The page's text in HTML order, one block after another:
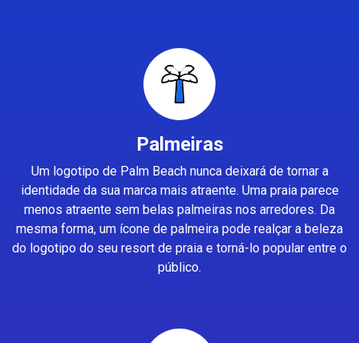
Palmeiras
Um logotipo de Palm Beach nunca deixará de tornar a
identidade da sua marca mais atraente. Uma praia parece
menos atraente sem belas palmeiras nos arredores. Da
mesma forma, um ícone de palmeira pode realçar a beleza
do logotipo do seu resort de praia e torná-lo popular entre o
público.